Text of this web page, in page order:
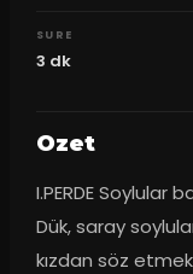
SURE
3 dk
Ozet
I.PERDE
Dük, saray
kızdan söz